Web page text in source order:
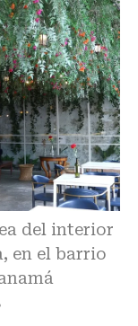
del interior
en el barrio